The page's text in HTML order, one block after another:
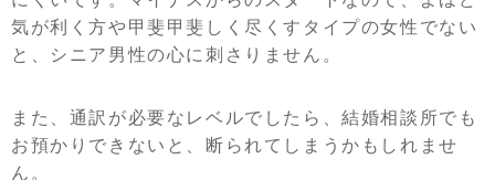
気が利く方や甲斐甲斐しく尽くすタイプの女性でない
と、シニア男性の心に刺さりません。
また、通訳が必要なレベルでしたら、結婚相談所でも
お預かりできないと、断られてしまうかもしれませ
ん。